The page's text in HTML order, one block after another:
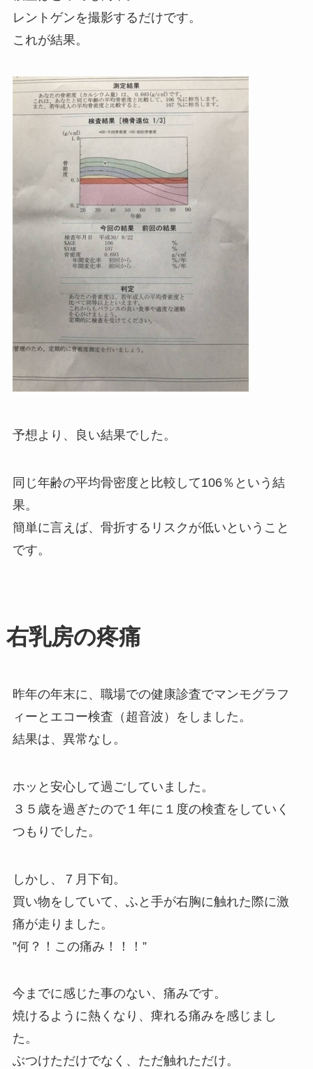
レントゲンを撮影するだけです。
これが結果。
予想より、良い結果でした。
同じ年齢の平均骨密度と比較して106％という結
果。
簡単に言えば、骨折するリスクが低いということ
です。
右乳房の疼痛
昨年の年末に、職場での健康診査でマンモグラフ
ィーとエコー検査（超音波）をしました。
結果は、異常なし。
ホッと安心して過ごしていました。
３５歳を過ぎたので１年に１度の検査をしていく
つもりでした。
しかし、７月下旬。
買い物をしていて、ふと手が右胸に触れた際に激
痛が走りました。
”何？！この痛み！！！”
今までに感じた事のない、痛みです。
焼けるように熱くなり、痺れる痛みを感じまし
た。
ぶつけただけでなく、ただ触れただけ。